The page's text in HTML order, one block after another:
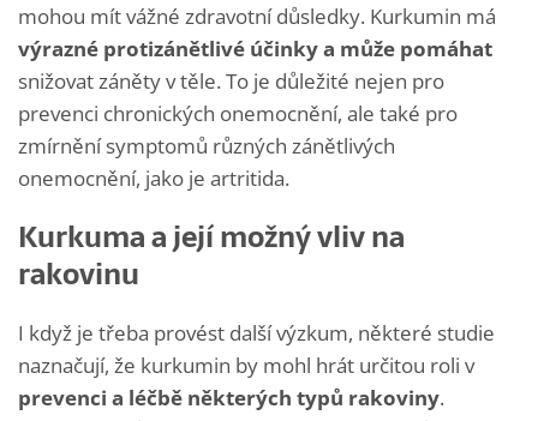
mohou mít vážné zdravotní důsledky. Kurkumin má
výrazné protizánětlivé účinky a může pomáhat
snižovat záněty v těle. To je důležité nejen pro
prevenci chronických onemocnění, ale také pro
zmírnění symptomů různých zánětlivých
onemocnění, jako je artritida.
Kurkuma a její možný vliv na
rakovinu
I když je třeba provést další výzkum, některé studie
naznačují, že kurkumin by mohl hrát určitou roli v
prevenci a léčbě některých typů rakoviny.